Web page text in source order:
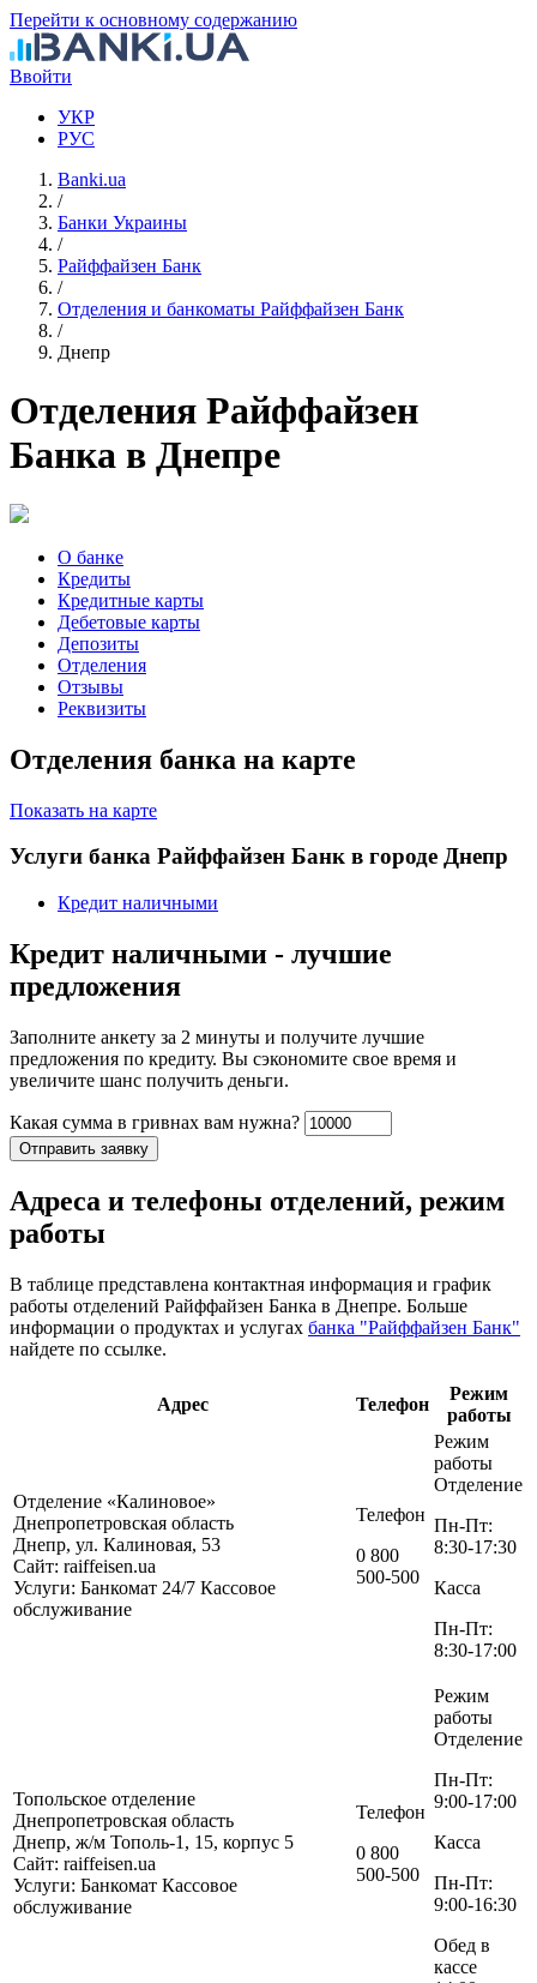
Перейти к основному содержанию
Ввойти
УКР
РУС
Banki.ua
/
Банки Украины
/
Райффайзен Банк
/
Отделения и банкоматы Райффайзен Банк
/
Днепр
Отделения Райффайзен
Банка в Днепре
О банке
Кредиты
Кредитные карты
Дебетовые карты
Депозиты
Отделения
Отзывы
Реквизиты
Отделения банка на карте
Показать на карте
Услуги банка Райффайзен Банк в городе Днепр
Кредит наличными
Кредит наличными - лучшие
предложения
Заполните анкету за 2 минуты и получите лучшие
предложения по кредиту. Вы сэкономите свое время и
увеличите шанс получить деньги.
Какая сумма в гривнах вам нужна?
Адреса и телефоны отделений, режим
работы
В таблице представлена контактная информация и график
работы отделений Райффайзен Банка в Днепре. Больше
информации о продуктах и услугах банка "Райффайзен Банк"
найдете по ссылке.
Адрес Телефон
Режим
работы
Отделение «Калиновое»
Днепропетровская область
Днепр, ул. Калиновая, 53
Сайт: raiffeisen.ua
Услуги: Банкомат 24/7 Кассовое
обслуживание
Телефон
0 800
500-500
Режим
работы
Отделение
Пн-Пт:
8:30-17:30
Касса
Пн-Пт:
8:30-17:00
Топольское отделение
Днепропетровская область
Днепр, ж/м Тополь-1, 15, корпус 5
Сайт: raiffeisen.ua
Услуги: Банкомат Кассовое
обслуживание
Телефон
0 800
500-500
Режим
работы
Отделение
Пн-Пт:
9:00-17:00
Касса
Пн-Пт:
9:00-16:30
Обед в
кассе